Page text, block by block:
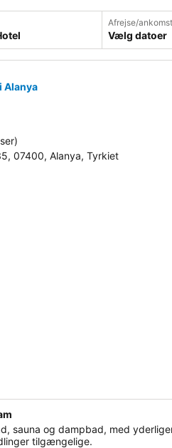
Afrejse/ankomst
Vælg datoer
Alanya
)
07400, Alanya, Tyrkiet
sauna og dampbad, med
tilgængelige.